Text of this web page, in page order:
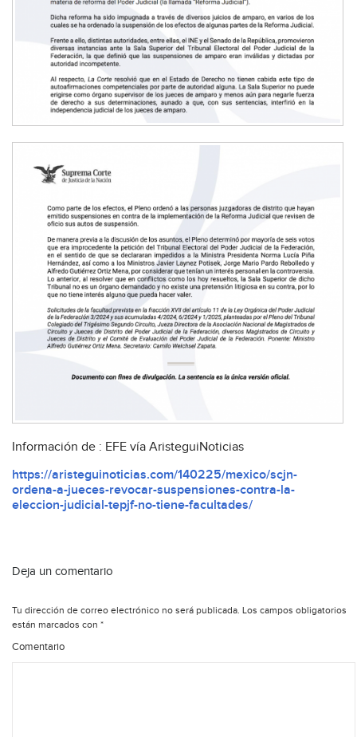
Información de : EFE vía AristeguiNoticias
https://aristeguinoticias.com/140225/mexico/scjn-
ordena-a-jueces-revocar-suspensiones-contra-la-
eleccion-judicial-tepjf-no-tiene-facultades/
Deja un comentario
Tu dirección de correo electrónico no será publicada. Los campos obligatorios
están marcados con *
Comentario